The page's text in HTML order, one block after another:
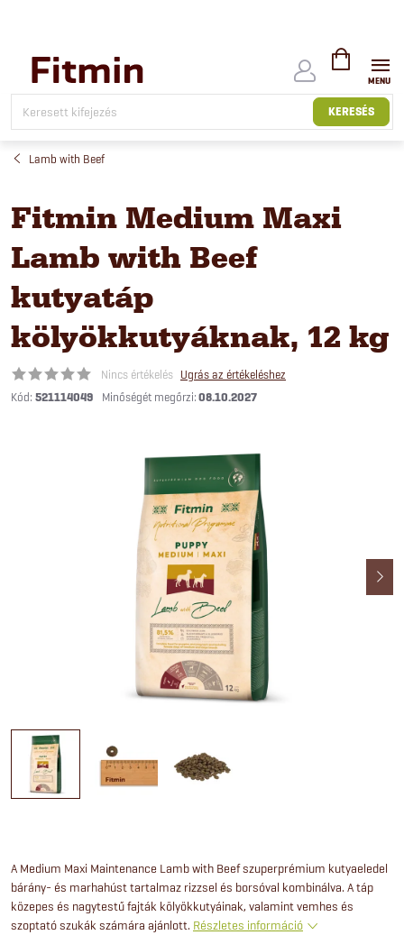
tartalomhoz
KERESÉS
KOSÁR
Lamb with Beef
Fitmin Medium Maxi
Lamb with Beef
kutyatáp
kölyökkutyáknak, 12 kg
Nincs értékelés Ugrás az értékeléshez
Kód: 521114049 08.10.2027
A Medium Maxi Maintenance Lamb with Beef szuperprémium kutyaeledel
bárány- és marhahúst tartalmaz rizzsel és borsóval kombinálva. A táp
közepes és nagytestű fajták kölyökkutyáinak, valamint vemhes és
szoptató szukák számára ajánlott. Részletes információ